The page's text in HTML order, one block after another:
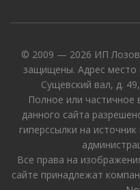
© 2009 — 2026 ИП
защищены. Адрес место
Сущевский вал, д.
Полное или частичное
данного сайта
гиперссылки на
Все права на
сайте принадлежат